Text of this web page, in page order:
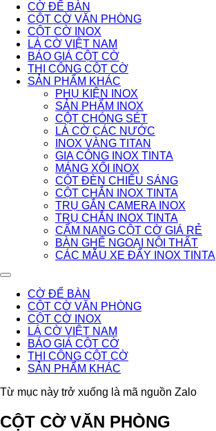
CỜ ĐỂ BÀN
CỘT CỜ VĂN PHÒNG
CỘT CỜ INOX
LÁ CỜ VIỆT NAM
BÁO GIÁ CỘT CỜ
THI CÔNG CỘT CỜ
SẢN PHẨM KHÁC
PHỤ KIỆN INOX
SẢN PHẨM INOX
CỘT CHÓNG SÉT
LÁ CỜ CÁC NƯỚC
INOX VÀNG TITAN
GIA CÔNG INOX TINTA
MÁNG XỐI INOX
CỘT ĐÈN CHIẾU SÁNG
CỘT CHẮN INOX TINTA
TRỤ GẮN CAMERA INOX
TRỤ CHẮN INOX TINTA
CẨM NANG CỘT CỜ GIÁ RẺ
BÀN GHẾ NGOẠI NỘI THẤT
CÁC MẪU XE ĐẨY INOX TINTA
CỜ ĐỂ BÀN
CỘT CỜ VĂN PHÒNG
CỘT CỜ INOX
LÁ CỜ VIỆT NAM
BÁO GIÁ CỘT CỜ
THI CÔNG CỘT CỜ
SẢN PHẨM KHÁC
Từ mục này trở xuống là mã nguồn Zalo
CỘT CỜ VĂN PHÒNG